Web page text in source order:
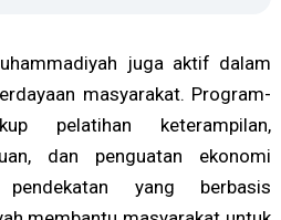
juga aktif dalam
masyarakat. Program-
pelatihan keterampilan,
dan penguatan ekonomi
yang berbasis